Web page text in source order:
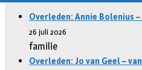
Overleden: Annie Bolenius
26 juli 2026
familie
Overleden: Jo van Geel –